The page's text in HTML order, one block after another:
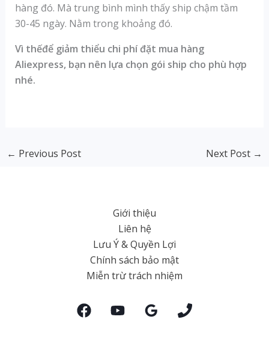
hàng đó. Mà trung bình mình thấy ship chậm tầm
30-45 ngày. Nằm trong khoảng đó.
Vì thếđể giảm thiểu chi phí đặt mua hàng
Aliexpress, bạn nên lựa chọn gói ship cho phù hợp
nhé.
← Previous Post Next Post →
Giới thiệu
Liên hệ
Lưu Ý & Quyền Lợi
Chính sách bảo mật
Miễn trừ trách nhiệm